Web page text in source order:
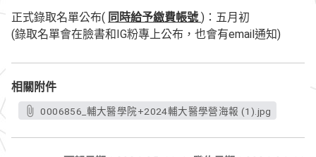
正式錄取名單公布( 同時給予繳費帳號 )：五月初
(錄取名單會在臉書和IG粉專上公布，也會有email通知)
相關附件
0006856_輔大醫學院+2024輔大醫學營海報 (1).jpg